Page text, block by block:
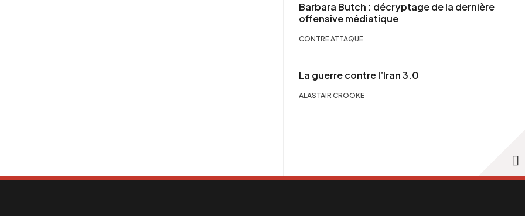
Barbara Butch : décryptage de la dernière
offensive médiatique
CONTRE ATTAQUE
La guerre contre l’Iran 3.0
ALASTAIR CROOKE